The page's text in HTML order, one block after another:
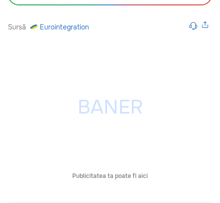
Sursă Eurointegration
Publicitatea ta poate fi aici